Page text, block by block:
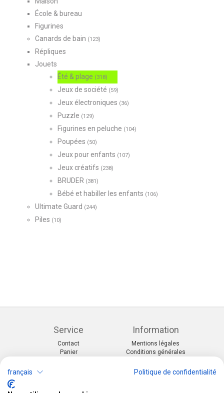
École & bureau
Figurines
Canards de bain (123)
Répliques
Jouets
Été & plage (318)
Jeux de société (59)
Jeux électroniques (36)
Puzzle (129)
Figurines en peluche (104)
Poupées (50)
Jeux pour enfants (107)
Jeux créatifs (238)
BRUDER (381)
Bébé et habiller les enfants (106)
Ultimate Guard (244)
Piles (10)
Service
Contact
Panier
Formulaire de retoure
Information
Mentions légales
Conditions générales
Paiement et livraison
français Politique de confidentialité